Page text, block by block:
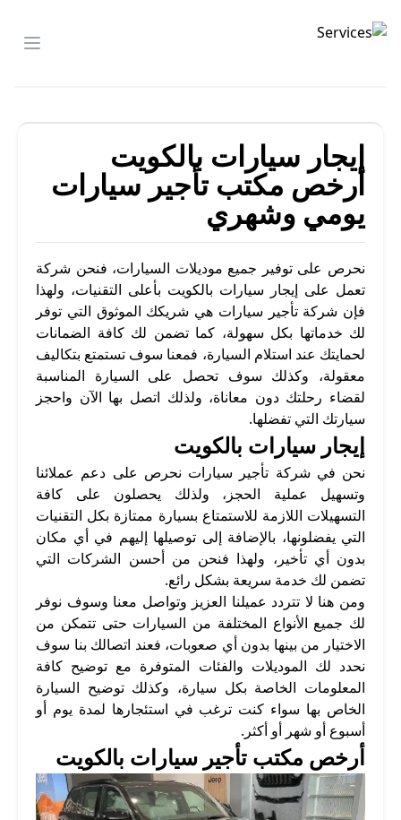
تأجير السيارات
إيجار سيارات بالكويت
أرخص مكتب تأجير سيارات
يومي وشهري
نحرص على توفير جميع موديلات السيارات، فنحن شركة
تعمل على إيجار سيارات بالكويت بأعلى التقنيات، ولهذا
فإن شركة تأجير سيارات هي شريكك الموثوق التي توفر
لك خدماتها بكل سهولة، كما تضمن لك كافة الضمانات
لحمايتك عند استلام السيارة، فمعنا سوف تستمتع بتكاليف
معقولة، وكذلك سوف تحصل على السيارة المناسبة
لقضاء رحلتك دون معاناة، ولذلك اتصل بها الآن واحجز
سيارتك التي تفضلها.
إيجار سيارات بالكويت
نحن في شركة تأجير سيارات نحرص على دعم عملائنا
وتسهيل عملية الحجز، ولذلك يحصلون على كافة
التسهيلات اللازمة للاستمتاع بسيارة ممتازة بكل التقنيات
التي يفضلونها، بالإضافة إلى توصيلها إليهم في أي مكان
بدون أي تأخير، ولهذا فنحن من أحسن الشركات التي
تضمن لك خدمة سريعة بشكل رائع.
ومن هنا لا تتردد عميلنا العزيز وتواصل معنا وسوف نوفر
لك جميع الأنواع المختلفة من السيارات حتى تتمكن من
الاختيار من بينها بدون أي صعوبات، فعند اتصالك بنا سوف
نحدد لك الموديلات والفئات المتوفرة مع توضيح كافة
المعلومات الخاصة بكل سيارة، وكذلك توضيح السيارة
الخاص بها سواء كنت ترغب في استئجارها لمدة يوم أو
أسبوع أو شهر أو أكثر.
أرخص مكتب تأجير سيارات بالكويت